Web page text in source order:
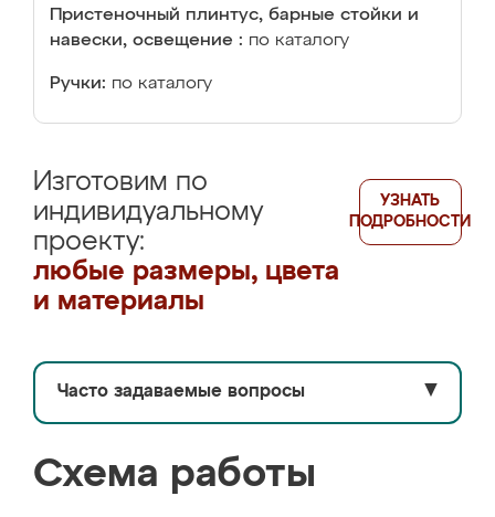
Пристеночный плинтус, барные стойки и
навески, освещение : по каталогу
Ручки: по каталогу
Изготовим по
индивидуальному
проекту:
любые размеры, цвета
и материалы
УЗНАТЬ
ПОДРОБНОСТИ
Часто задаваемые вопросы ▼
Схема работы